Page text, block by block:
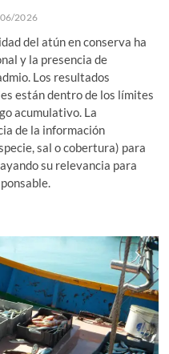
2026
del atún en conserva ha
y la presencia de
Los resultados
están dentro de los límites
acumulativo. La
de la información
sal o cobertura) para
su relevancia para